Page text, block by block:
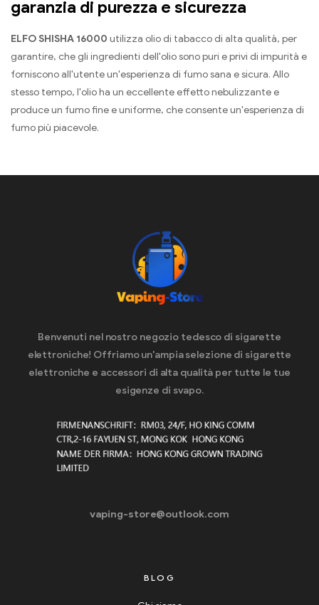
garanzia di purezza e sicurezza
ELFO SHISHA 16000 utilizza olio di tabacco di alta qualità, per
garantire, che gli ingredienti dell'olio sono puri e privi di impurità e
forniscono all'utente un'esperienza di fumo sana e sicura. Allo
stesso tempo, l'olio ha un eccellente effetto nebulizzante e
produce un fumo fine e uniforme, che consente un'esperienza di
fumo più piacevole.
Benvenuti nel nostro negozio tedesco di sigarette
elettroniche! Offriamo un'ampia selezione di sigarette
elettroniche e accessori di alta qualità per tutte le tue
esigenze di svapo.
vaping-store@outlook.com
BLOG